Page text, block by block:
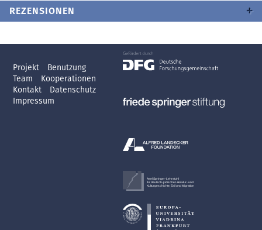
REZENSIONEN
Projekt
Benutzung
Team
Kooperationen
Kontakt
Datenschutz
Impressum
Axel Springer-Lehrstuhl
für deutsch-jüdische Literatur- und
Kulturgeschichte, Exil und Migration